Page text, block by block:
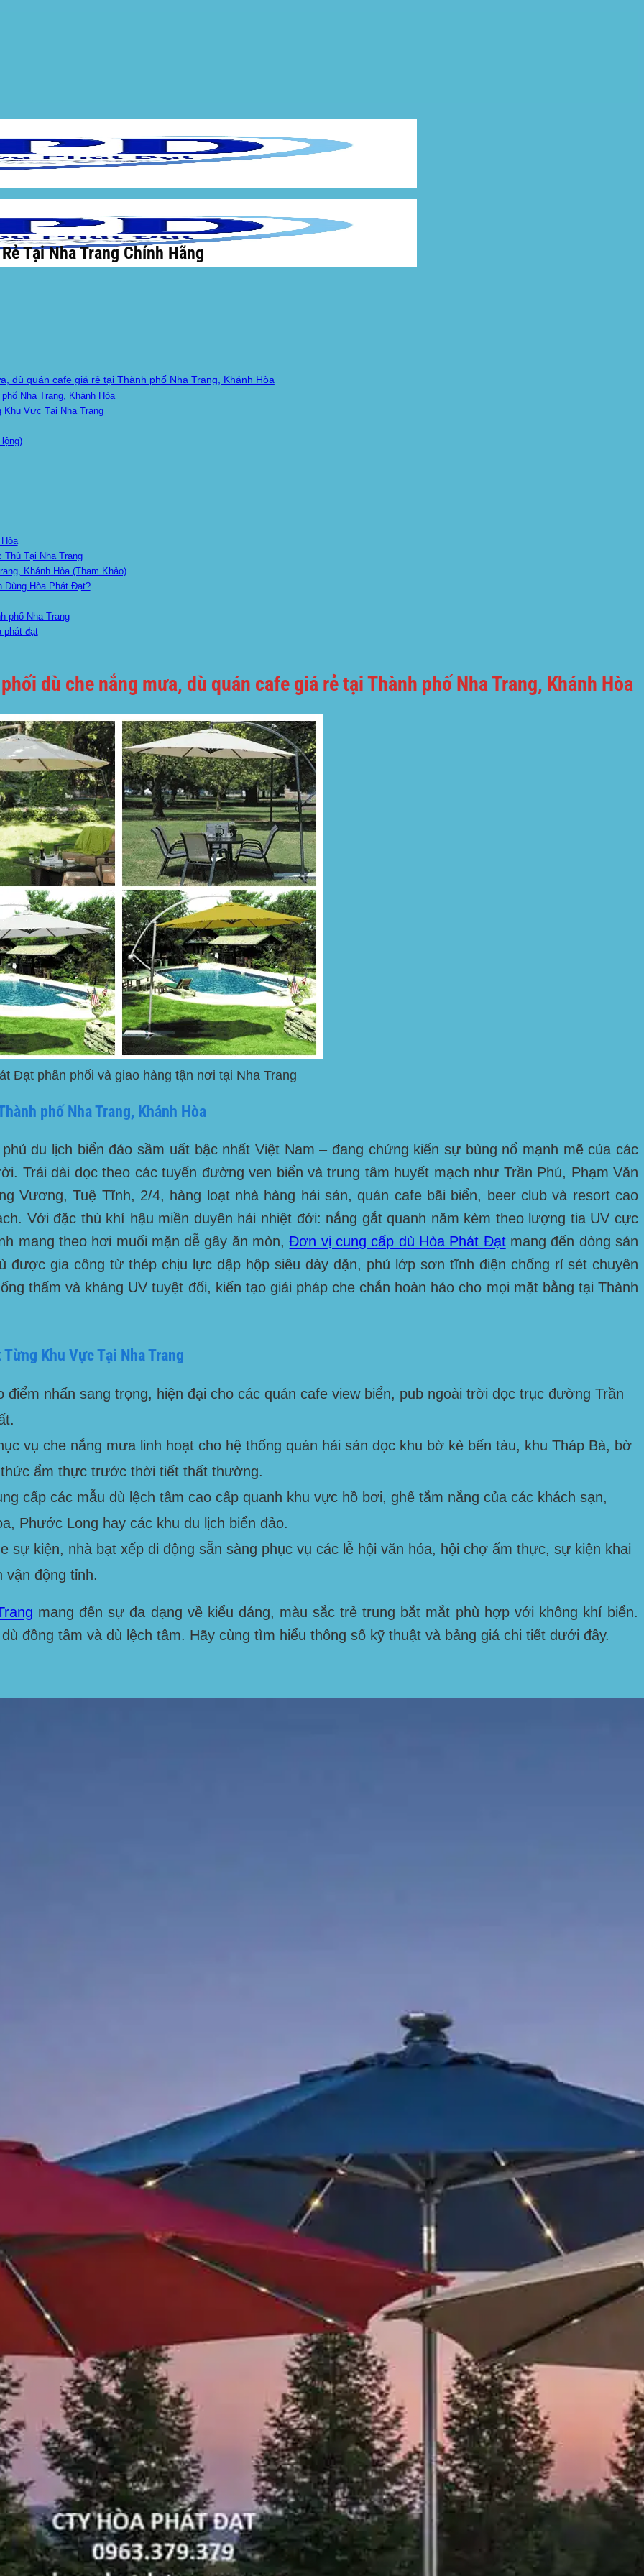
Tại Nha Trang Chính Hãng
dù quán cafe giá rẻ tại Thành phố Nha Trang, Khánh Hòa
Nha Trang, Khánh Hòa
Khu Vực Tại Nha Trang
Tại Nha Trang
Khánh Hòa (Tham Khảo)
Dùng Hòa Phát Đạt?
phố Nha Trang
phát đạt
dù che nắng mưa, dù quán cafe giá rẻ tại Thành phố Nha Trang, Khánh Hòa
Đạt phân phối và giao hàng tận nơi tại Nha Trang
phố Nha Trang, Khánh Hòa
du lịch biển đảo sầm uất bậc nhất Việt Nam – đang chứng kiến sự bùng nổ mạnh mẽ của các
Trải dài dọc theo các tuyến đường ven biển và trung tâm huyết mạch như Trần Phú, Phạm Văn
Vương, Tuệ Tĩnh, 2/4, hàng loạt nhà hàng hải sản, quán cafe bãi biển, beer club và resort cao
Với đặc thù khí hậu miền duyên hải nhiệt đới: nắng gắt quanh năm kèm theo lượng tia UV cực
mang theo hơi muối mặn dễ gây ăn mòn,Đơn vị cung cấp dù Hòa Phát Đạtmang đến dòng sản
được gia công từ thép chịu lực dập hộp siêu dày dặn, phủ lớp sơn tĩnh điện chống rỉ sét chuyên
thấm và kháng UV tuyệt đối, kiến tạo giải pháp che chắn hoàn hảo cho mọi mặt bằng tại Thành
Khu Vực Tại Nha Trang
điểm nhấn sang trọng, hiện đại cho các quán cafe view biển, pub ngoài trời dọc trục đường Trần
vụ che nắng mưa linh hoạt cho hệ thống quán hải sản dọc khu bờ kè bến tàu, khu Tháp Bà, bờ
ẩm thực trước thời tiết thất thường.
cấp các mẫu dù lệch tâm cao cấp quanh khu vực hồ bơi, ghế tắm nắng của các khách sạn,
Phước Long hay các khu du lịch biển đảo.
sự kiện, nhà bạt xếp di động sẵn sàng phục vụ các lễ hội văn hóa, hội chợ ẩm thực, sự kiện khai
vận động tỉnh.
mang đến sự đa dạng về kiểu dáng, màu sắc trẻ trung bắt mắt phù hợp với không khí biển.
đồng tâm và dù lệch tâm. Hãy cùng tìm hiểu thông số kỹ thuật và bảng giá chi tiết dưới đây.